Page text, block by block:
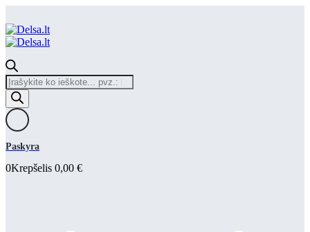
Products
search
Paskyra
0Krepšelis 0,00 €